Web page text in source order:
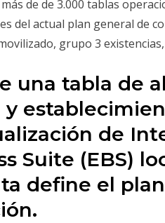
de de 3.000 tablas
del actual plan general de
grupo 3 existencias,
una tabla de
de
Suite (EBS)
define el